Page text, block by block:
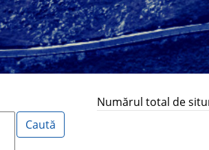
Numărul total de